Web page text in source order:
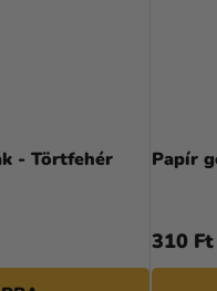
- Törtfehér Papír
310 Ft